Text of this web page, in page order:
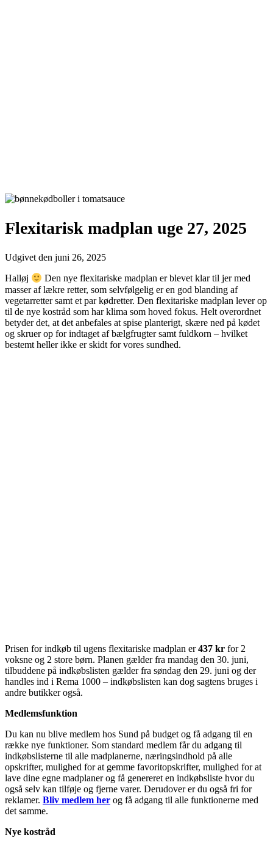
Flexitarisk madplan uge 27, 2025
Udgivet den juni 26, 2025
Halløj
Den nye flexitariske madplan er blevet klar til jer med
masser af lækre retter, som selvfølgelig er en god blanding af
vegetarretter samt et par kødretter. Den flexitariske madplan lever op
til de nye kostråd som har klima som hoved fokus. Helt overordnet
betyder det, at det anbefales at spise planterigt, skære ned på kødet
og skruer op for indtaget af bælgfrugter samt fuldkorn – hvilket
bestemt heller ikke er skidt for vores sundhed.
Prisen for indkøb til ugens flexitariske madplan er437 kr for 2
voksne og 2 store børn. Planen gælder fra mandag den 30. juni,
tilbuddene på indkøbslisten gælder fra søndag den 29. juni og der
handles ind i Rema 1000 – indkøbslisten kan dog sagtens bruges i
andre butikker også.
Medlemsfunktion
Du kan nu blive medlem hos Sund på budget og få adgang til en
række nye funktioner. Som standard medlem får du adgang til
indkøbslisterne til alle madplanerne, næringsindhold på alle
opskrifter, mulighed for at gemme favoritopskrifter, mulighed for at
lave dine egne madplaner og få genereret en indkøbsliste hvor du
også selv kan tilføje og fjerne varer. Derudover er du også fri for
reklamer. Bliv medlem her og få adgang til alle funktionerne med
det samme.
Nye kostråd